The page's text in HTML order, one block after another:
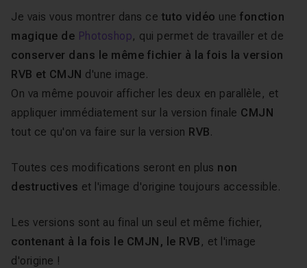
Je vais vous montrer dans ce tuto vidéo une fonction
magique de Photoshop, qui permet de travailler et de
conserver dans le même fichier à la fois la version
RVB et CMJN d'une image.
On va même pouvoir afficher les deux en parallèle, et
appliquer immédiatement sur la version finale CMJN
tout ce qu'on va faire sur la version RVB.
Toutes ces modifications seront en plus non
destructives et l'image d'origine toujours accessible.
Les versions sont au final un seul et même fichier,
contenant à la fois le CMJN, le RVB , et l'image
d'origine !